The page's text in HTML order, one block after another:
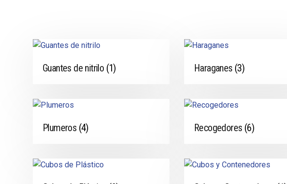
Guantes de nitrilo (1) Haraganes (3)
Plumeros (4) Recogedores (6)